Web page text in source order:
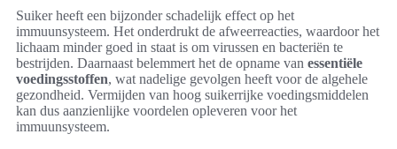
Suiker heeft een bijzonder schadelijk effect op het
immuunsysteem. Het onderdrukt de afweerreacties, waardoor het
lichaam minder goed in staat is om virussen en bacteriën te
bestrijden. Daarnaast belemmert het de opname van essentiële
voedingsstoffen, wat nadelige gevolgen heeft voor de algehele
gezondheid. Vermijden van hoog suikerrijke voedingsmiddelen
kan dus aanzienlijke voordelen opleveren voor het
immuunsysteem.